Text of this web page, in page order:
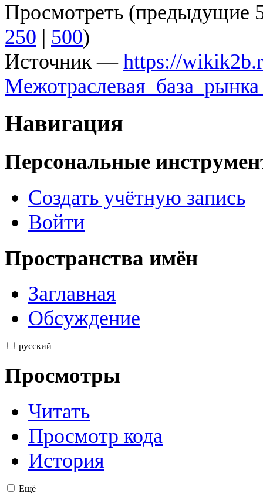
Просмотреть (предыдущие
250 | 500)
Источник — https://
Навигация
Персональные
Создать учётную запись
Войти
Пространства имён
Заглавная
Обсуждение
русский
Просмотры
Читать
Просмотр кода
История
Ещё